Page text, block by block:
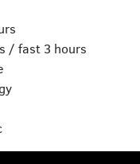
/ fast 3 hours